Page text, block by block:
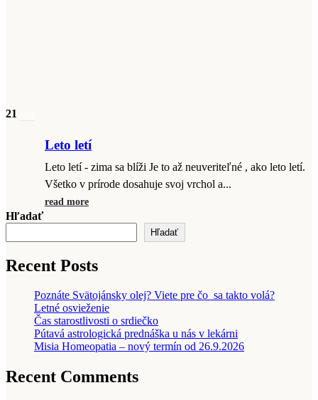
21
Leto letí
Leto letí - zima sa blíži Je to až neuveriteľné , ako leto letí.
Všetko v prírode dosahuje svoj vrchol a...
read more
Hľadať
Hľadať
Recent Posts
Poznáte Svätojánsky olej? Viete pre čo sa takto volá?
Letné osvieženie
Čas starostlivosti o srdiečko
Pútavá astrologická prednáška u nás v lekárni
Misia Homeopatia – nový termín od 26.9.2026
Recent Comments